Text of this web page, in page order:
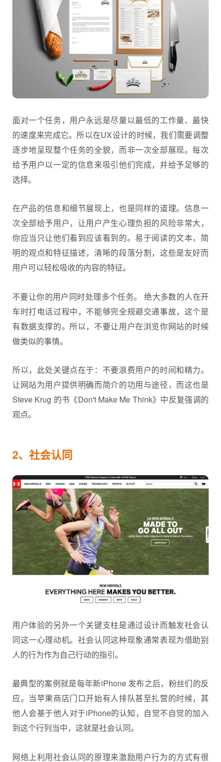
面对一个任务，用户永远是尽量以最低的工作量、最快
的速度来完成它。所以在UX设计的时候，我们需要调整
逐步地呈现整个任务的全貌，而非一次全部展现。每次
给予用户以一定的信息来吸引他们完成，并给予足够的
选择。
在产品的信息和细节展现上，也是同样的道理。信息一
次全部给予用户，让用户产生心理负担的风险非常大，
你应当只让他们看到应该看到的。易于阅读的文本，简
明的观点和特征描述，清晰的段落分割，这些是友好而
用户可以轻松吸收的内容的特征。
不要让你的用户同时处理多个任务。 绝大多数的人在开
车时打电话过程中，不能够完全规避交通事故，这个是
有数据支撑的。所以，不要让用户在浏览你网站的时候
做类似的事情。
所以，此处关键点在于：不要浪费用户的时间和精力。
让网站为用户提供明确而简介的功用与途径，而这也是
Steve Krug 的书《Don't Make Me Think》中反复强调的
观点。
2、社会认同
用户体验的另外一个关键支柱是通过设计而触发社会认
同这一心理动机。社会认同这种现象通常表现为借助别
人的行为作为自己行动的指引。
最典型的案例就是每年新iPhone 发布之后，粉丝们的反
应。当苹果商店门口开始有人排队甚至扎营的时候，其
他人会基于他人对于iPhone的认知，自觉不自觉的加入
到这个行列当中，这就是社会认同。
网络上利用社会认同的原理来激励用户行为的方式有很